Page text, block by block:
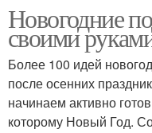
Новогодние
своими
Более 100 идей
после осенних
начинаем активно
которому Новый Год.